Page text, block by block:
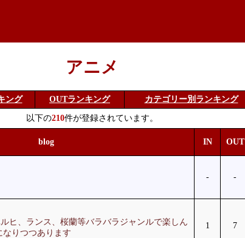
アニメ
ング OUTランキング カテゴリー別ランキング
以下の210件が登録されています。
blog IN OUT
- -
ヒ、ランス、桜蘭等バラバラジャンルで楽しん
なりつつあります
1 7